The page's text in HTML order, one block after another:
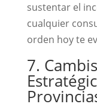
sustentar el
cualquier
orden hoy te
7.